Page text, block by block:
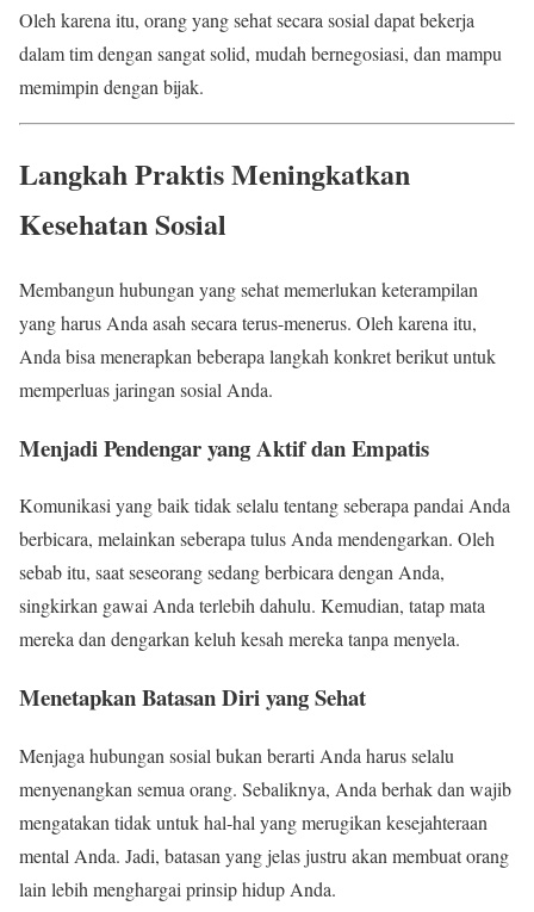
Oleh karena itu, orang yang sehat secara sosial dapat bekerja
dalam tim dengan sangat solid, mudah bernegosiasi, dan mampu
memimpin dengan bijak.
Langkah Praktis Meningkatkan
Kesehatan Sosial
Membangun hubungan yang sehat memerlukan keterampilan
yang harus Anda asah secara terus-menerus. Oleh karena itu,
Anda bisa menerapkan beberapa langkah konkret berikut untuk
memperluas jaringan sosial Anda.
Menjadi Pendengar yang Aktif dan Empatis
Komunikasi yang baik tidak selalu tentang seberapa pandai Anda
berbicara, melainkan seberapa tulus Anda mendengarkan. Oleh
sebab itu, saat seseorang sedang berbicara dengan Anda,
singkirkan gawai Anda terlebih dahulu. Kemudian, tatap mata
mereka dan dengarkan keluh kesah mereka tanpa menyela.
Menetapkan Batasan Diri yang Sehat
Menjaga hubungan sosial bukan berarti Anda harus selalu
menyenangkan semua orang. Sebaliknya, Anda berhak dan wajib
mengatakan tidak untuk hal-hal yang merugikan kesejahteraan
mental Anda. Jadi, batasan yang jelas justru akan membuat orang
lain lebih menghargai prinsip hidup Anda.